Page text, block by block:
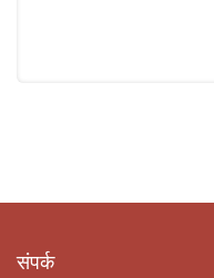
संपर्क